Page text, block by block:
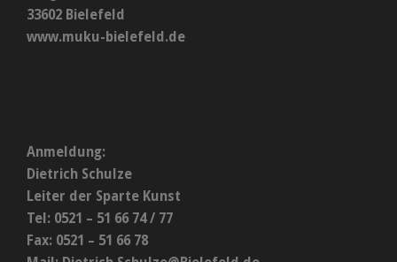
33602 Bielefeld
www.muku-bielefeld.de
Anmeldung:
Dietrich Schulze
Leiter der Sparte Kunst
Tel: 0521 – 51 66 74 / 77
Fax: 0521 – 51 66 78